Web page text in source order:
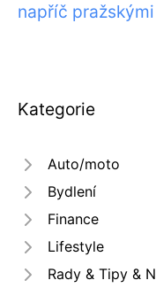
napříč
Kategorie
Auto/moto
Bydlení
Finance
Lifestyle
Rady & Tipy &